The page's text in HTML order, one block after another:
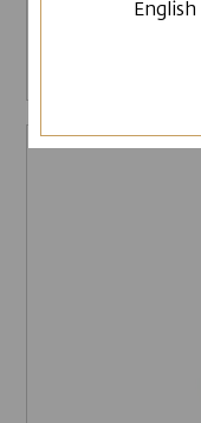
English